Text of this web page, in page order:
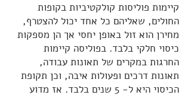
קיימות פוליסות קולקטיביות בקופות
החולים, שאליהם כל אחד יכול להצטרף,
מחירן הוא זול באופן יחסי אך הן מספקות
כיסוי חלקי בלבד. בפוליסה קיימות
החרגות במקרים של תאונות עבודה,
תאונות דרכים ופעולות איבה, וכן תקופת
הכיסוי היא ל- 5 שנים בלבד. אז מדוע